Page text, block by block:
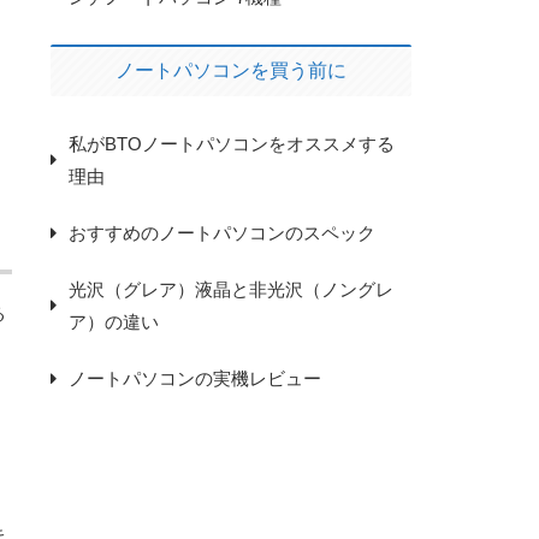
ノートパソコンを買う前に
私がBTOノートパソコンをオススメする
理由
おすすめのノートパソコンのスペック
光沢（グレア）液晶と非光沢（ノングレ
ア）の違い
ノートパソコンの実機レビュー